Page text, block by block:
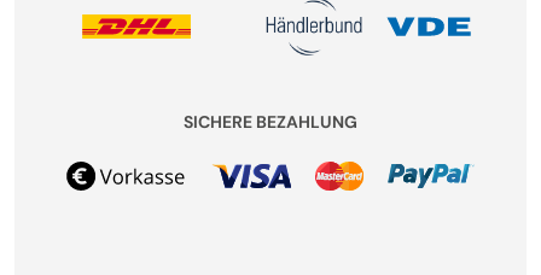
SICHERE BEZAHLUNG